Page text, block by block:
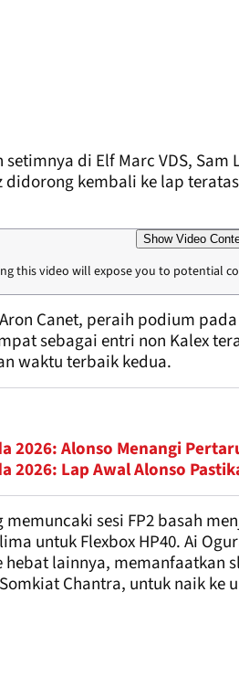
di Elf Marc VDS,
didorong kembali ke lap
Show Video
this video will expose you to potential
Canet, peraih podium
sebagai entri non Kalex
waktu terbaik kedua.
2026: Alonso Menangi
2026: Lap Awal Alonso
memuncaki sesi FP2 basah
untuk Flexbox HP40. Ai
lainnya, memanfaatkan
Chantra, untuk naik ke